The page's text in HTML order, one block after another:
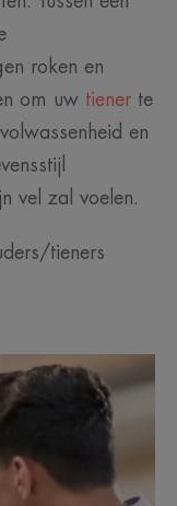
roken en
om uw tiener te
en
vel zal voelen.
tieners